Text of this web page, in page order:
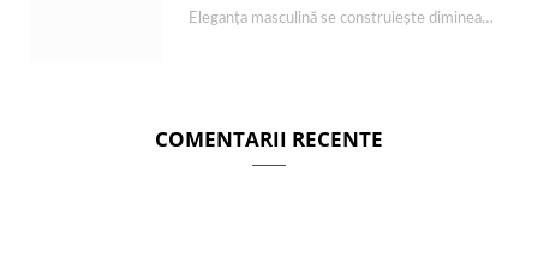
Eleganța masculină se construiește dimineața, în câteva minute și cu produsele potrivite. O rutină de…
COMENTARII RECENTE